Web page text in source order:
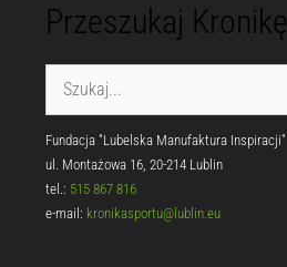
Przeszukaj Kronikę
Fundacja "Lubelska Manufaktura Inspiracji"
ul. Montażowa 16, 20-214 Lublin
tel.: 515 867 816
e-mail: kronikasportu@lublin.eu